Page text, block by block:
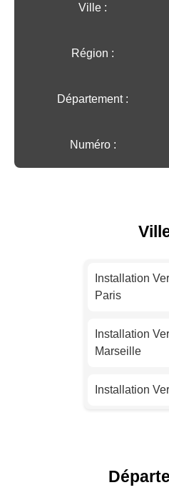
Ville :️
Région :️
Département :
Numéro :
Installation
Paris
Installation
Marseille
Installation
Installation